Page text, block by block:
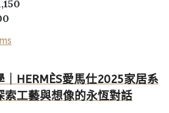
HERMÈS愛馬仕2025家居系
索工藝與想像的永恆對話